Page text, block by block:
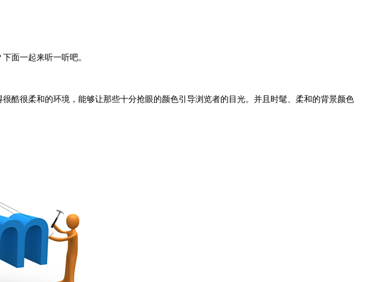
面一起来听一听吧。
酷很柔和的环境，能够让那些十分抢眼的颜色引导浏览者的目光。并且时髦、柔和的背景颜色